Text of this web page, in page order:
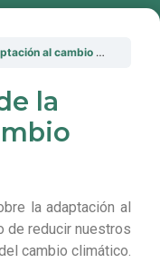
al cambio climático
la
la adaptación al
de reducir nuestros
cambio climático.